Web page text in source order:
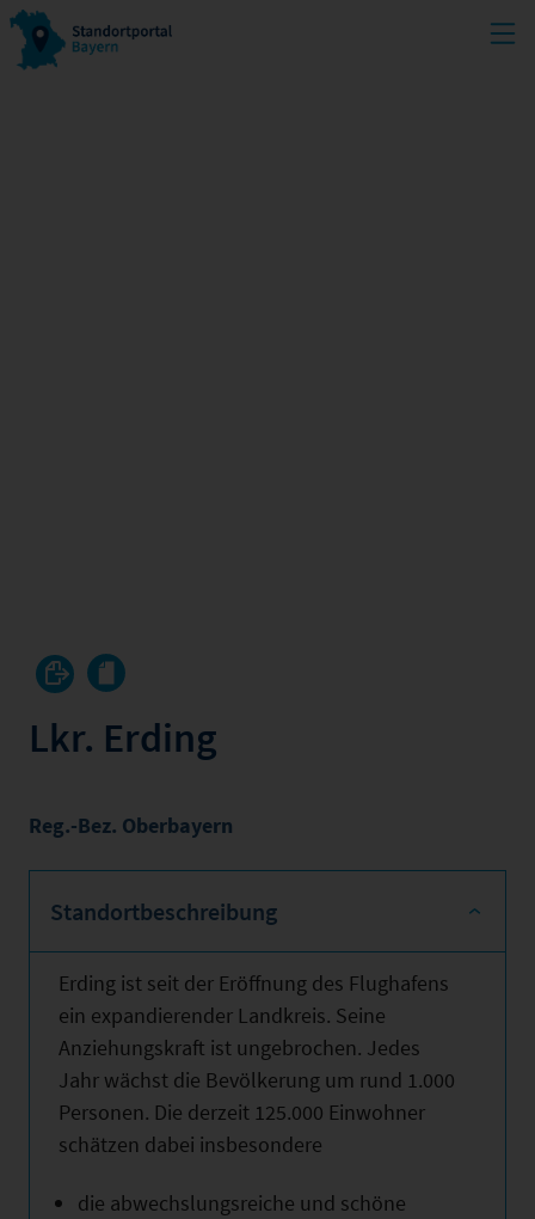
Lkr. Erding
Reg.-Bez. Oberbayern
Standortbeschreibung
Erding ist seit der Eröffnung des Flughafens
ein expandierender Landkreis. Seine
Anziehungskraft ist ungebrochen. Jedes
Jahr wächst die Bevölkerung um rund 1.000
Personen. Die derzeit 125.000 Einwohner
schätzen dabei insbesondere
die abwechslungsreiche und schöne